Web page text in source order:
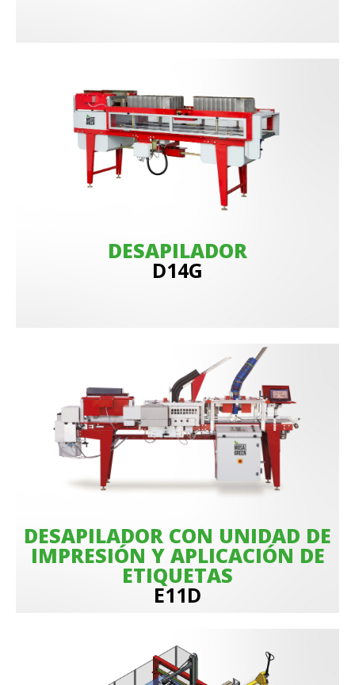
DESAPILADOR
D14G
DESAPILADOR CON UNIDAD DE
IMPRESIÓN Y APLICACIÓN DE
ETIQUETAS
E11D